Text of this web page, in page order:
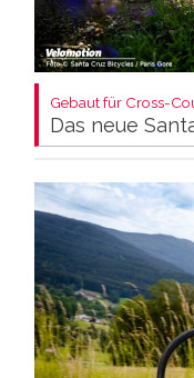
Gebaut für Cross-
Das neue